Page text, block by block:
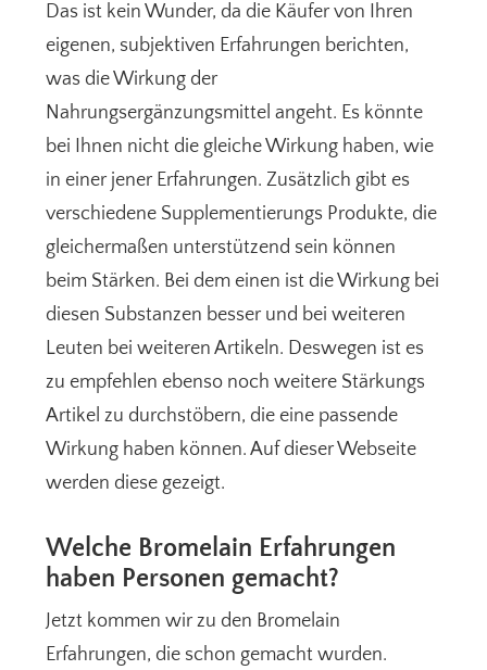
Das ist kein Wunder, da die Käufer von Ihren
eigenen, subjektiven Erfahrungen berichten,
was die Wirkung der
Nahrungsergänzungsmittel angeht. Es könnte
bei Ihnen nicht die gleiche Wirkung haben, wie
in einer jener Erfahrungen. Zusätzlich gibt es
verschiedene Supplementierungs Produkte, die
gleichermaßen unterstützend sein können
beim Stärken. Bei dem einen ist die Wirkung bei
diesen Substanzen besser und bei weiteren
Leuten bei weiteren Artikeln. Deswegen ist es
zu empfehlen ebenso noch weitere Stärkungs
Artikel zu durchstöbern, die eine passende
Wirkung haben können. Auf dieser Webseite
werden diese gezeigt.
Welche Bromelain Erfahrungen
haben Personen gemacht?
Jetzt kommen wir zu den Bromelain
Erfahrungen, die schon gemacht wurden.